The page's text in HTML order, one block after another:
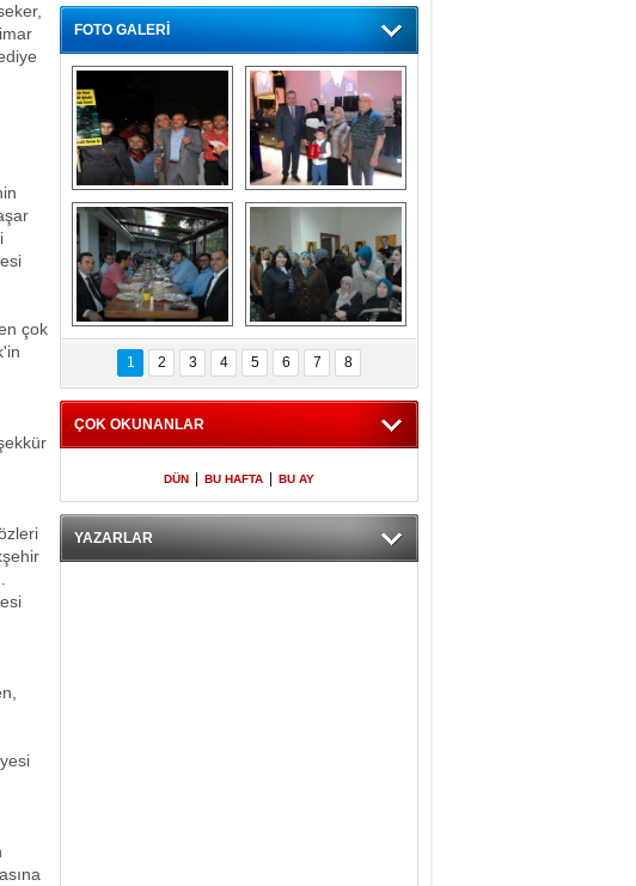
çok
FOTO GALERİ
Gölbaşı GAZZE
İÇİN YÜRÜDÜ
Kaymakamlıktan
iftar yemeği
Kaymakamlıktan
iftar yemeği
NERGÜL
YILDIRIM SEÇİM
BÜROSUNU AÇTI
1 2 3 4 5 6 7 8
ÇOK OKUNANLAR
DÜN BU HAFTA BU AY
YAZARLAR